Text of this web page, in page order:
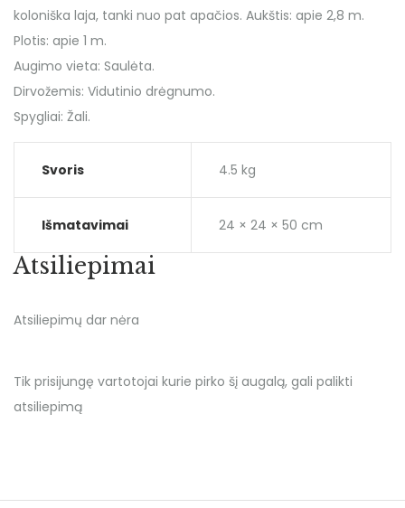
koloniška laja, tanki nuo pat apačios. Aukštis: apie 2,8 m.
Plotis: apie 1 m.
Augimo vieta: Saulėta.
Dirvožemis: Vidutinio drėgnumo.
Spygliai: Žali.
Svoris 4.5 kg
Išmatavimai 24 × 24 × 50 cm
Atsiliepimai
Atsiliepimų dar nėra
Tik prisijungę vartotojai kurie pirko šį augalą, gali palikti
atsiliepimą